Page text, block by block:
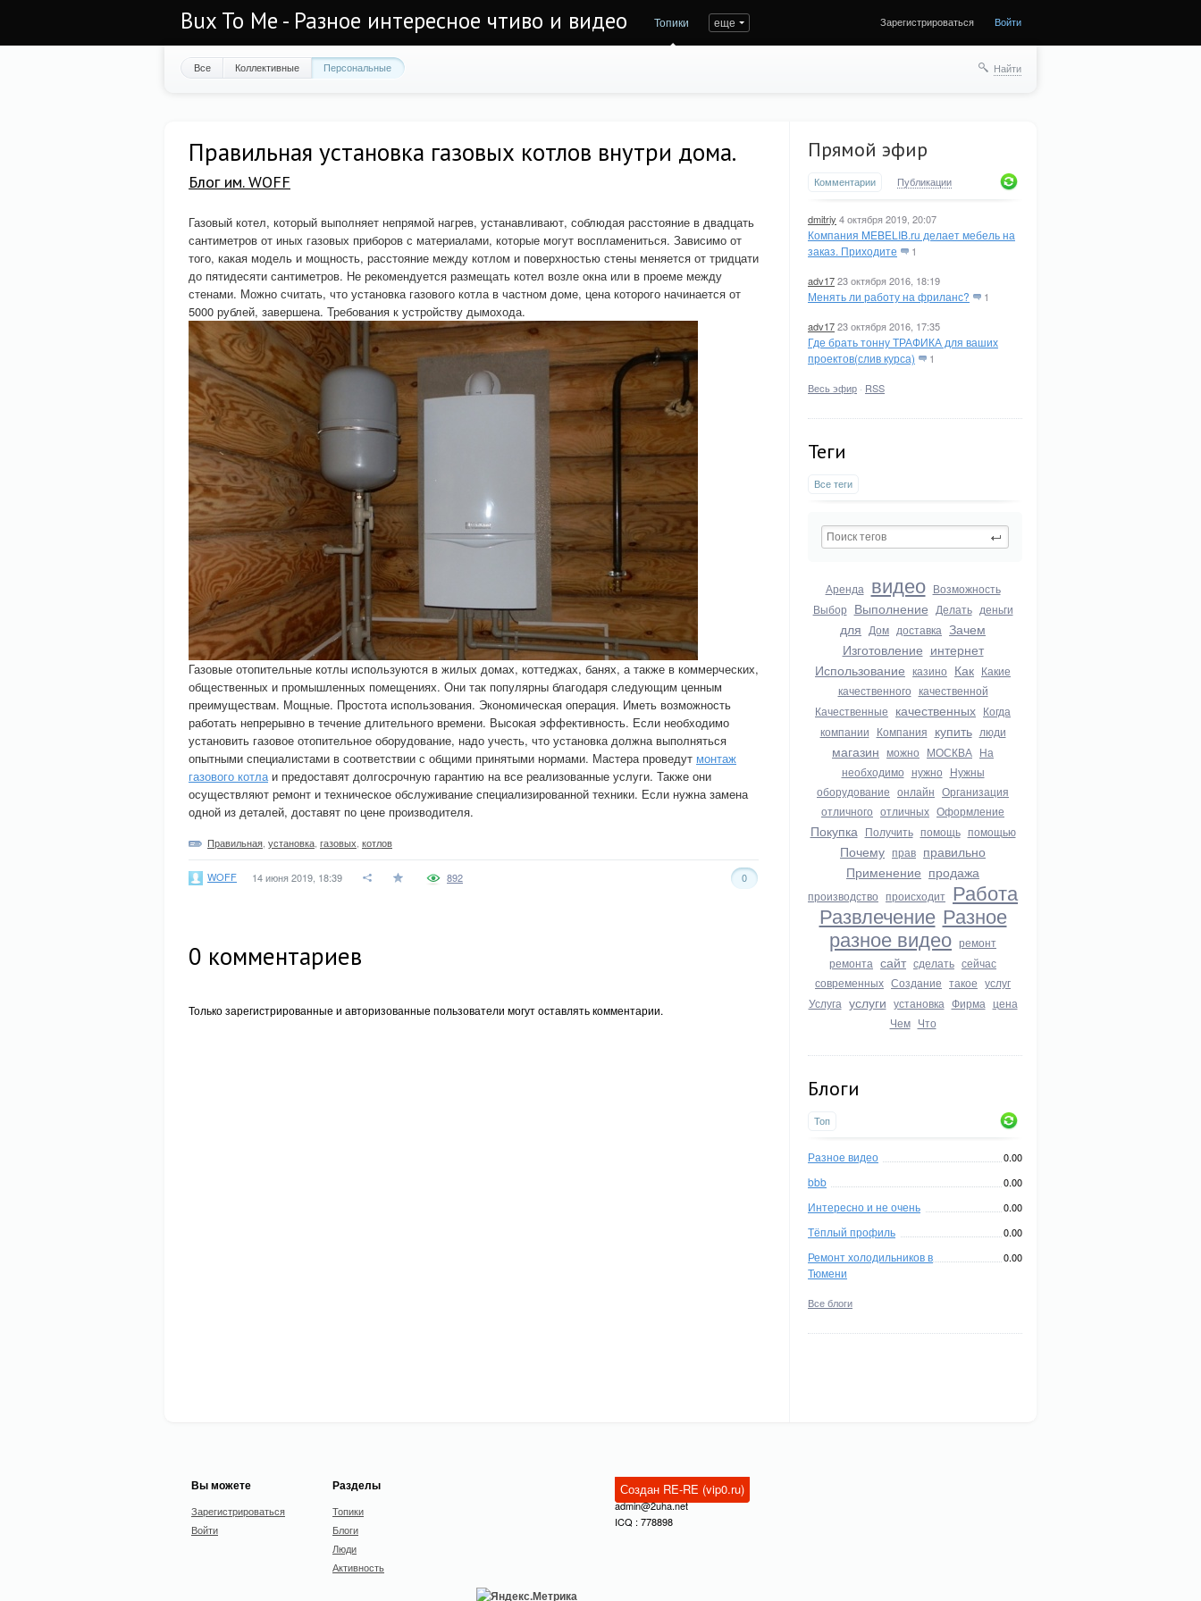
Bux To Me - Разное интересное чтиво и видео Топики еще Зарегистрироваться Войти
Все Коллективные Персональные Найти
Прямой эфир
Комментарии Публикации
dmitriy 4 октября 2019, 20:07
Компания MEBELIB.ru делает мебель на
заказ. Приходите
1
adv1723 октября 2016, 18:19
Менять ли работу на фриланс? 1
adv1723 октября 2016, 17:35
Где брать тонну ТРАФИКА для ваших
проектов(слив курса)
1
Весь эфир · RSS
Теги
Все теги
Аренда видео Возможность
Выбор Выполнение Делать деньги
для Дом доставка Зачем
Изготовление интернет
Использование казино Как Какие
качественного качественной
Качественные качественных Когда
компании Компания купить люди
магазин можно МОСКВА На
необходимо нужно Нужны
оборудование онлайн Организация
отличного отличных Оформление
Покупка Получить помощь помощью
Почему прав правильно
Применение продажа
производство происходит Работа
Развлечение Разное
разное видео ремонт
ремонта сайт сделать сейчас
современных Создание такое услуг
Услуга услуги установка Фирма цена
Чем Что
Блоги
Топ
Разное видео 0.00
bbb 0.00
Интересно и не очень 0.00
Тёплый профиль 0.00
Ремонт холодильников в
Тюмени
0.00
Все блоги
Правильная установка газовых котлов внутри дома.
Блог им. WOFF
Газовый котел, который выполняет непрямой нагрев, устанавливают, соблюдая расстояние в двадцать
сантиметров от иных газовых приборов с материалами, которые могут воспламениться. Зависимо от
того, какая модель и мощность, расстояние между котлом и поверхностью стены меняется от тридцати
до пятидесяти сантиметров. Не рекомендуется размещать котел возле окна или в проеме между
стенами. Можно считать, что установка газового котла в частном доме, цена которого начинается от
5000 рублей, завершена. Требования к устройству дымохода.
Газовые отопительные котлы используются в жилых домах, коттеджах, банях, а также в коммерческих,
общественных и промышленных помещениях. Они так популярны благодаря следующим ценным
преимуществам. Мощные. Простота использования. Экономическая операция. Иметь возможность
работать непрерывно в течение длительного времени. Высокая эффективность. Если необходимо
установить газовое отопительное оборудование, надо учесть, что установка должна выполняться
опытными специалистами в соответствии с общими принятыми нормами. Мастера проведут монтаж
газового котлаи предоставят долгосрочную гарантию на все реализованные услуги. Также они
осуществляют ремонт и техническое обслуживание специализированной техники. Если нужна замена
одной из деталей, доставят по цене производителя.
Правильная установка газовых котлов
WOFF 14 июня 2019, 18:39 0
892
0 комментариев
Только зарегистрированные и авторизованные пользователи могут оставлять комментарии.
Вы можете
Зарегистрироваться
Войти
Разделы
Топики
Блоги
Люди
Активность
Создан RE-RE (vip0.ru)
admin@2uha.net
ICQ : 778898